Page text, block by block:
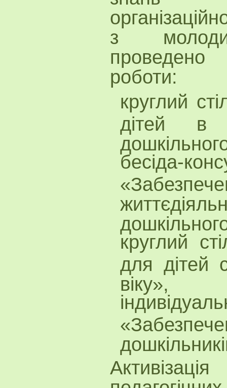
з
роботи:
круглий
дітей в
бесіда-
круглий
для дітей
віку»,